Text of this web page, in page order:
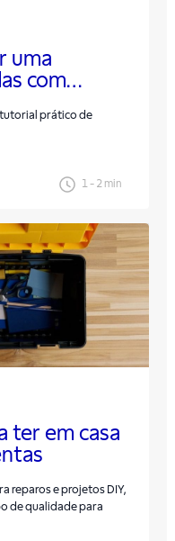
uma
com
prático de
1- 2 min
ter em casa
reparos e projetos DIY,
de qualidade para